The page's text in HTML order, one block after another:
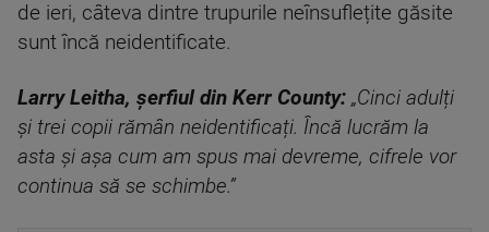
de ieri, câteva dintre trupurile neînsuflețite găsite
sunt încă neidentificate.
Larry Leitha, șerfiul din Kerr County: „Cinci adulți
și trei copii rămân neidentificați. Încă lucrăm la
asta și așa cum am spus mai devreme, cifrele vor
continua să se schimbe.”